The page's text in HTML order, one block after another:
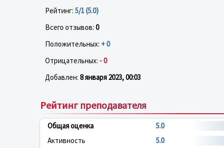
Рейтинг: 5/1 (5.0)
Всего отзывов: 0
Положительных: + 0
Отрицательных: - 0
Добавлен: 8 января 2023, 00:03
Рейтинг преподавателя
Общая оценка 5.0
Активность
5.0